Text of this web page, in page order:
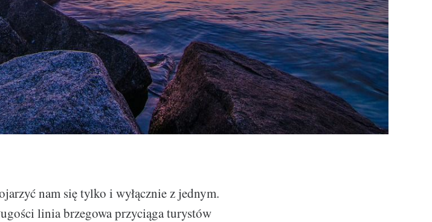
nam się tylko i wyłącznie z jednym.
linia brzegowa przyciąga turystów